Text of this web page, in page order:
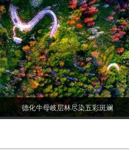
德化牛母岐层林尽染五彩斑斓